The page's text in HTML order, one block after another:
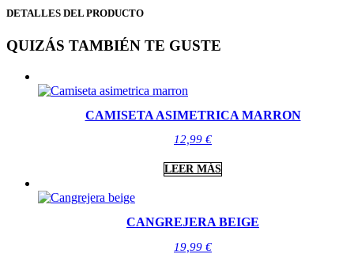
DETALLES DEL PRODUCTO
QUIZÁS TAMBIÉN TE GUSTE
CAMISETA ASIMETRICA MARRON
12,99 €
LEER MÁS
CANGREJERA BEIGE
19,99 €